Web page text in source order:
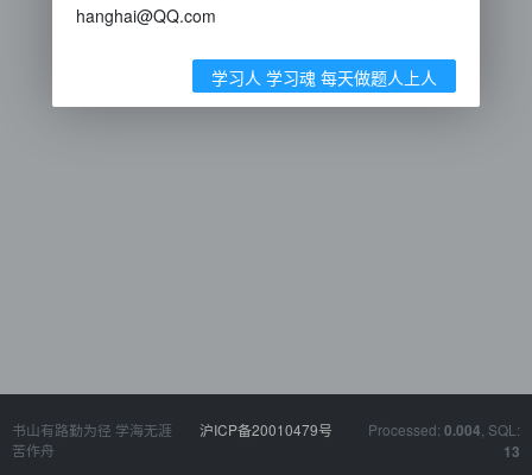
书山有路勤为径 学海无涯
苦作舟
沪ICP备20010479号 Processed: 0.004 , SQL:
13
hanghai@QQ.com
学习人 学习魂 每天做题人上人